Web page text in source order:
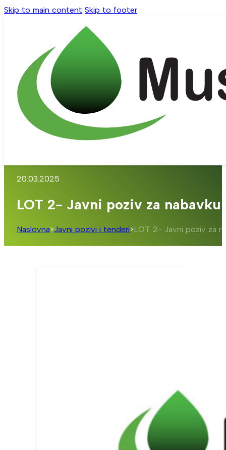
Skip to main content Skip to footer
20.03.2025
LOT 2- Javni poziv za
Naslovna>Javni pozivi i tenderi>LOT 2- Javni poziv za